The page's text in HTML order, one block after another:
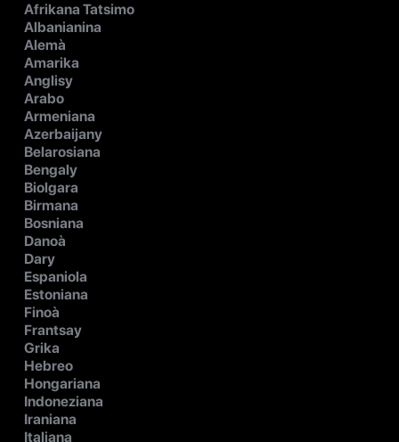
Afrikana Tatsimo
Albanianina
Alemà
Amarika
Anglisy
Arabo
Armeniana
Azerbaijany
Belarosiana
Bengaly
Biolgara
Birmana
Bosniana
Danoà
Dary
Espaniola
Estoniana
Finoà
Frantsay
Grika
Hebreo
Hongariana
Indoneziana
Iraniana
Italiana